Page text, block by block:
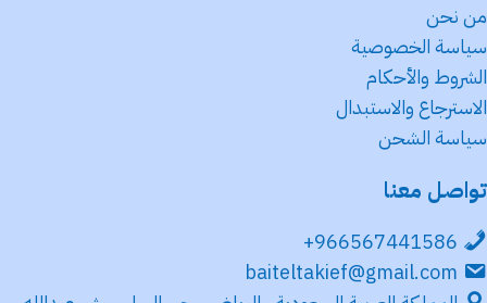
من نحن
سياسة الخصوصية
الشروط والأحكام
الاسترجاع والاستبدال
سياسة الشحن
تواصل معنا
966567441586+
baiteltakief@gmail.com